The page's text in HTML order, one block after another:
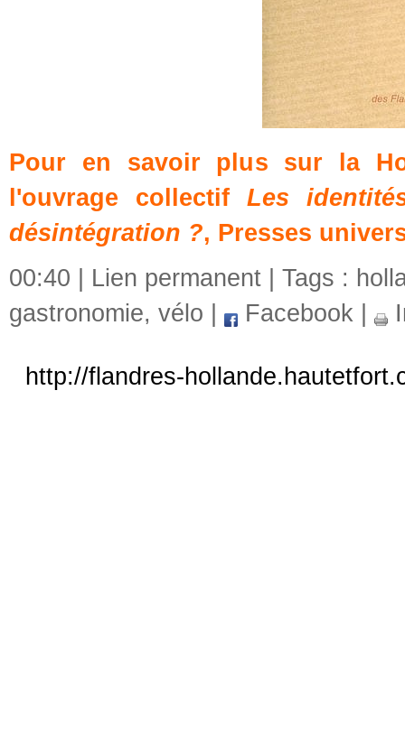
Pour en savoir plus sur la
l'ouvrage collectif
Les
désintégration ?, Presses
00:40 | Lien permanent | Tags :
gastronomie, vélo Facebook
http://flandres-